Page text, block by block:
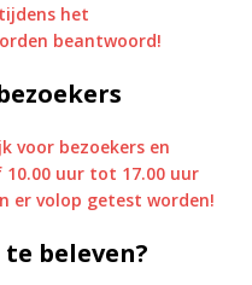
het
beantwoord!
voor bezoekers en
uur tot 17.00 uur
er volop getest worden!
beleven?